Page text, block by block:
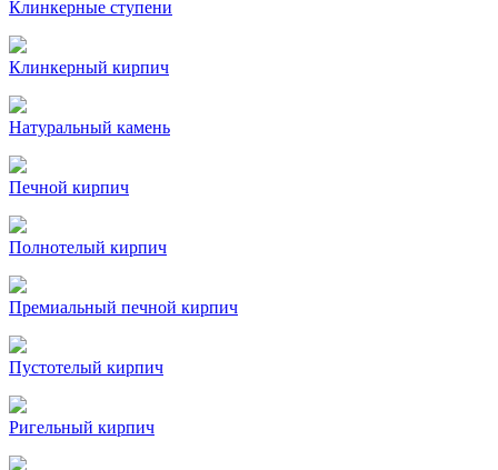
Клинкерные ступени
Клинкерный кирпич
Натуральный камень
Печной кирпич
Полнотелый кирпич
Премиальный печной кирпич
Пустотелый кирпич
Ригельный кирпич